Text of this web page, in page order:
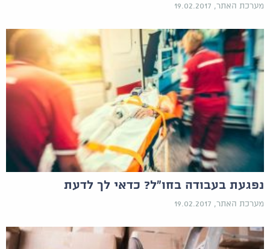
מערכת האתר, 19.02.2017
נפגעת בעבודה בחו"ל? כדאי לך לדעת
מערכת האתר, 19.02.2017